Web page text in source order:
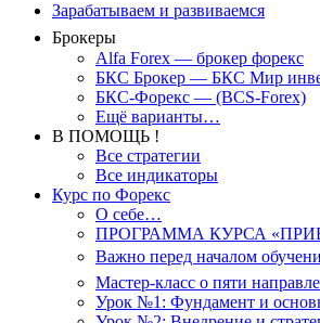
Зарабатываем и развиваемся
Брокеры
Alfa Forex — брокер форекс
БКС Брокер — БКС Мир
БКС-Форекс — (BCS-Forex)
Ещё варианты…
В ПОМОЩЬ !
Все стратегии
Все индикаторы
Курс по Форекс
О себе…
ПРОГРАММА КУРСА
Важно перед началом
Мастер-класс о пяти
Урок №1: Фундамент и